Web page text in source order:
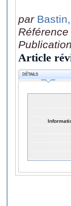
par
Référence
Publication
Article
DÉTAILS